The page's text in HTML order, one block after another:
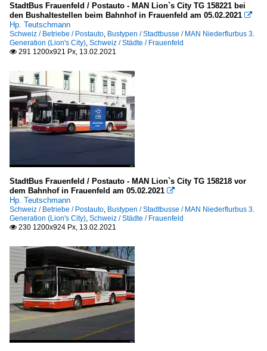
StadtBus Frauenfeld / Postauto - MAN Lion`s City TG 158221 bei
den Bushaltestellen beim Bahnhof in Frauenfeld am 05.02.2021 
Hp. Teutschmann
Schweiz / Betriebe / Postauto Bustypen / Stadtbusse / MAN Niederflurbus 3.
Generation (Lion's City) Schweiz / Städte / Frauenfeld
 291 1200x921 Px, 13.02.2021
StadtBus Frauenfeld / Postauto - MAN Lion`s City TG 158218 vor
dem Bahnhof in Frauenfeld am 05.02.2021 
Hp. Teutschmann
Schweiz / Betriebe / Postauto Bustypen / Stadtbusse / MAN Niederflurbus 3.
Generation (Lion's City) Schweiz / Städte / Frauenfeld
 230 1200x924 Px, 13.02.2021